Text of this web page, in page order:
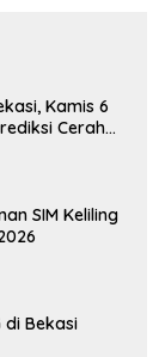
Kamis 6
Cerah
SIM Keliling
di Bekasi